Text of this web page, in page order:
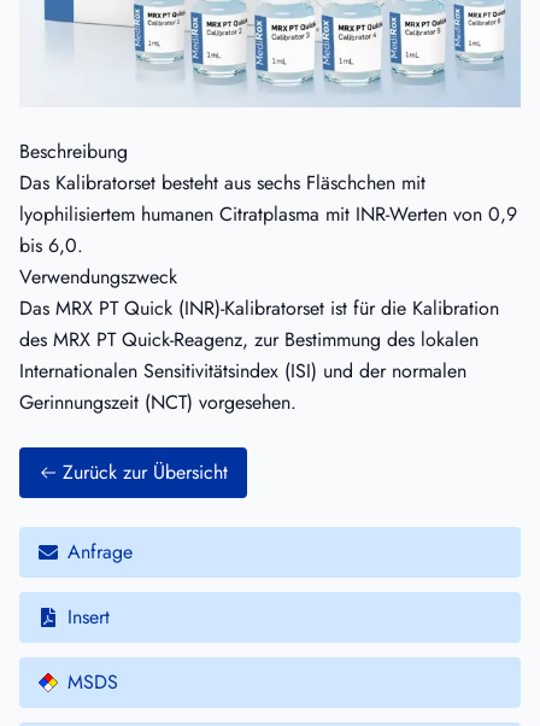
Beschreibung
Das Kalibratorset besteht aus sechs Fläschchen mit
lyophilisiertem humanen Citratplasma mit INR-Werten von 0,9
bis 6,0.
Verwendungszweck
Das MRX PT Quick (INR)-Kalibratorset ist für die Kalibration
des MRX PT Quick-Reagenz, zur Bestimmung des lokalen
Internationalen Sensitivitätsindex (ISI) und der normalen
Gerinnungszeit (NCT) vorgesehen.
Zurück zur Übersicht
Anfrage
Insert
MSDS